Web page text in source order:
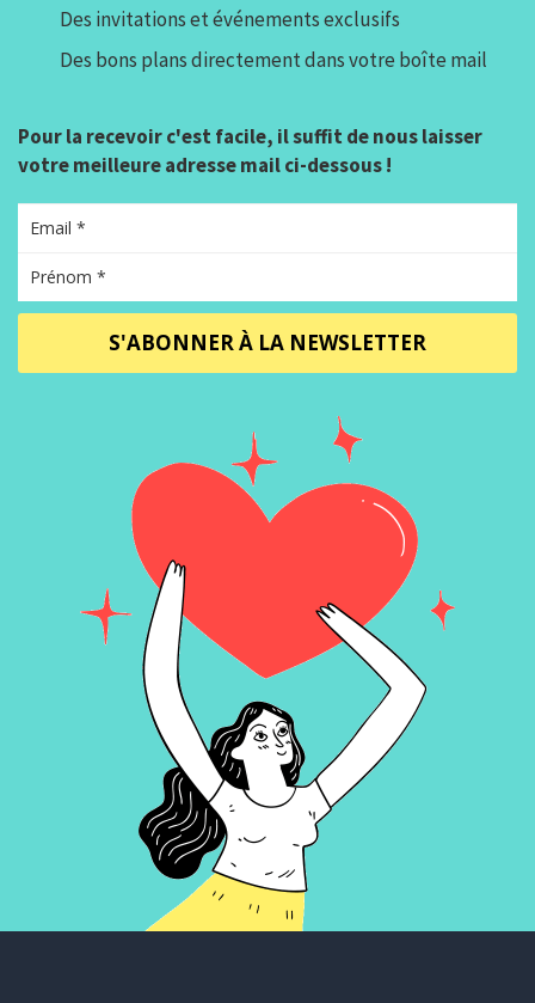
Des invitations et événements exclusifs
Des bons plans directement dans votre boîte mail
Pour la recevoir c'est facile, il suffit de nous laisser
votre meilleure adresse mail ci-dessous !
S'ABONNER À LA NEWSLETTER